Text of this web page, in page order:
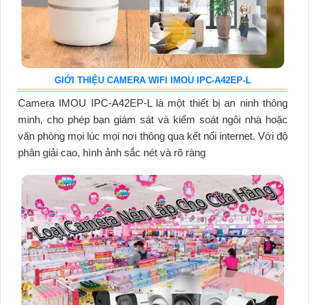
GIỚI THIỆU CAMERA WIFI IMOU IPC-A42EP-L
Camera IMOU IPC-A42EP-L là một thiết bị an ninh thông
minh, cho phép bạn giám sát và kiểm soát ngôi nhà hoặc
văn phòng mọi lúc mọi nơi thông qua kết nối internet. Với độ
phân giải cao, hình ảnh sắc nét và rõ ràng